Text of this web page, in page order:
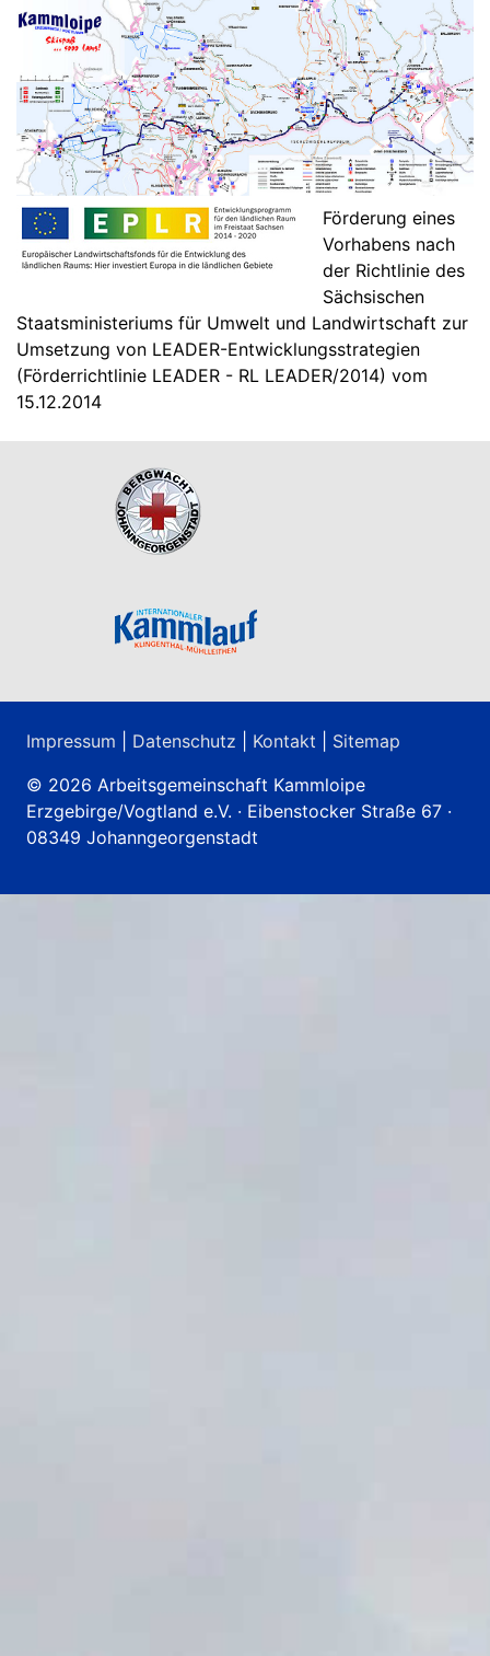
Förderung eines
Vorhabens nach
der Richtlinie des
Sächsischen
Staatsministeriums für Umwelt und Landwirtschaft zur
Umsetzung von LEADER-Entwicklungsstrategien
(Förderrichtlinie LEADER - RL LEADER/2014) vom
15.12.2014
Impressum Datenschutz Kontakt
Sitemap
© 2026 Arbeitsgemeinschaft Kammloipe
Erzgebirge/Vogtland e.V. · Eibenstocker Straße 67 ·
08349 Johanngeorgenstadt